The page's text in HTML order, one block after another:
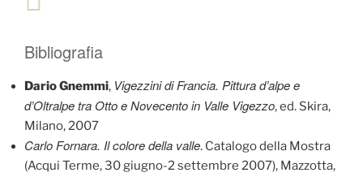
Bibliografia
Dario Gnemmi, Vigezzini di Francia. Pittura d’alpe e
d’Oltralpe tra Otto e Novecento in Valle Vigezzo, ed. Skira,
Milano, 2007
Carlo Fornara. Il colore della valle. Catalogo della Mostra
(Acqui Terme, 30 giugno-2 settembre 2007), Mazzotta,